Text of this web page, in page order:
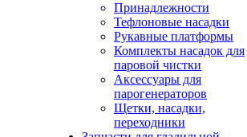
Принадлежности
Тефлоновые насадки
Рукавные платформы
Комплекты насадок для
паровой чистки
Аксессуары для
парогенераторов
Щетки, насадки,
переходники